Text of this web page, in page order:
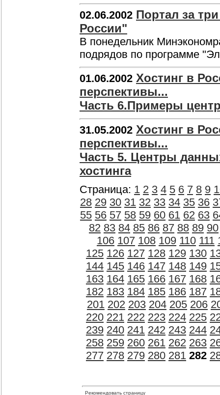
02.06.2002 Портал за
России"
В понедельник
подрядов по программе
01.06.2002 Хостинг в
перспективы...
Часть 6.Примеры
31.05.2002 Хостинг в
перспективы...
Часть 5. Центры
хостинга
Страница: 1 2 3 4 5 6 7 8 9
28 29 30 31 32 33 34 35 36
55 56 57 58 59 60 61 62 63
82 83 84 85 86 87 88 89 90
106 107 108 109 110 111
125 126 127 128 129 130
144 145 146 147 148 149
163 164 165 166 167 168
182 183 184 185 186 187
201 202 203 204 205 206
220 221 222 223 224 225
239 240 241 242 243 244
258 259 260 261 262 263
277 278 279 280 281 282
Рекомендовать страницу